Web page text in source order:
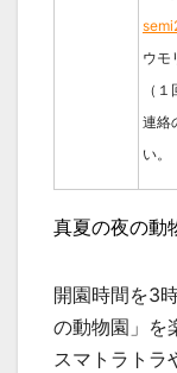
ウモ
（
連絡
い。
真夏の夜の動
開園時間を3
の動物園」を
スマトラトラ